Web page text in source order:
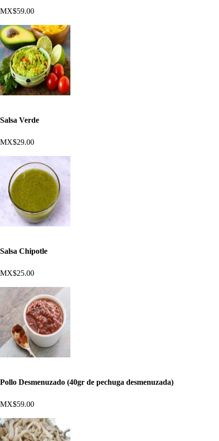
MX$59.00
Salsa Verde
MX$29.00
Salsa Chipotle
MX$25.00
Pollo Desmenuzado (40gr de pechuga desmenuzada)
MX$59.00